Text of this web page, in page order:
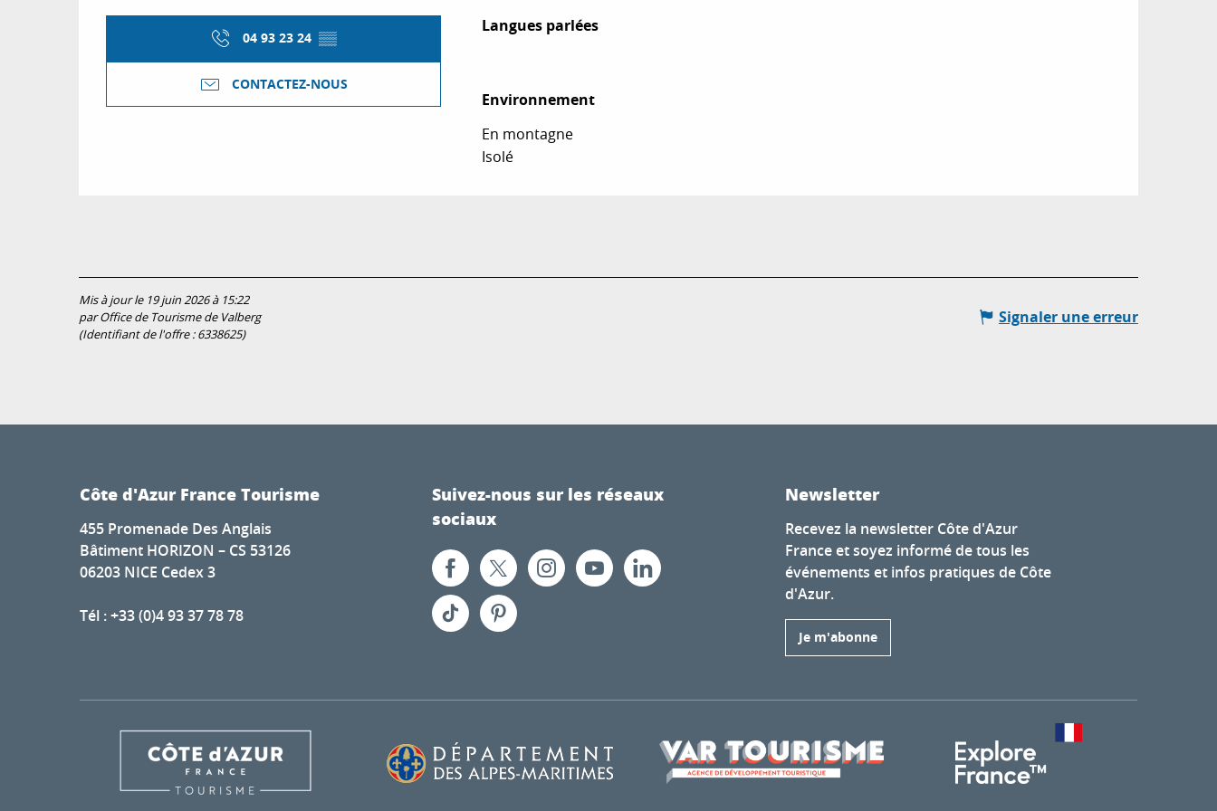
04 93 23 24 ▒▒
CONTACTEZ-NOUS
Langues parlées
Langues parlées
Environnement
Environnement
En montagne
Isolé
Mis à jour le 19 juin 2026 à 15:22
par Office de Tourisme de Valberg
(Identifiant de l'offre :6338625)
Signaler une erreur
Côte d'Azur France Tourisme
455 Promenade Des Anglais
Bâtiment HORIZON – CS 53126
06203 NICE Cedex 3
Tél : +33 (0)4 93 37 78 78
Suivez-nous sur les réseaux
sociaux
Newsletter
Recevez la newsletter Côte d'Azur
France et soyez informé de tous les
événements et infos pratiques de Côte
d'Azur.
Je m'abonne